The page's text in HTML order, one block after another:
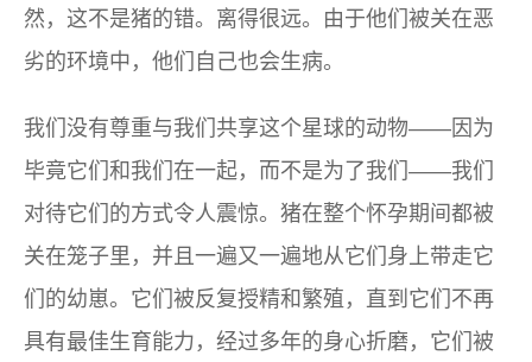
然，这不是猪的错。离得很远。由于他们被关在恶
劣的环境中，他们自己也会生病。
我们没有尊重与我们共享这个星球的动物——因为
毕竟它们和我们在一起，而不是为了我们——我们
对待它们的方式令人震惊。猪在整个怀孕期间都被
关在笼子里，并且一遍又一遍地从它们身上带走它
们的幼崽。它们被反复授精和繁殖，直到它们不再
具有最佳生育能力，经过多年的身心折磨，它们被